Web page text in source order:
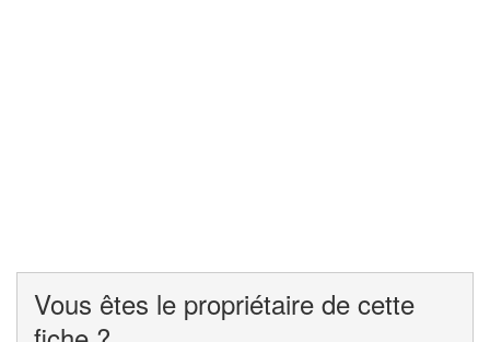
Vous êtes le propriétaire de cette